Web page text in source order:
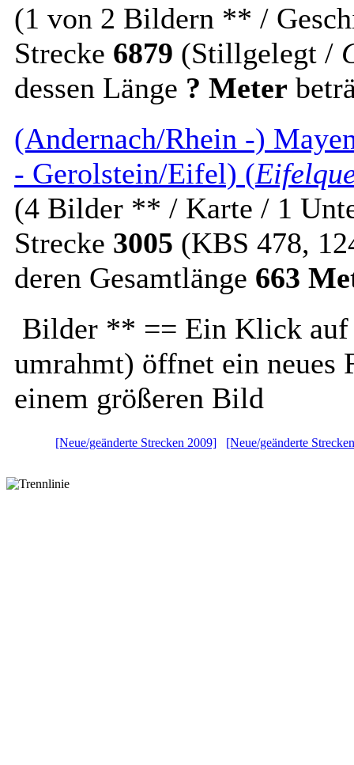
(1 von 2 Bildern ** /
Strecke 6879 (Stillgelegt /
dessen Länge ? Meter
(Andernach/Rhein -)
- Gerolstein/Eifel) (
(4 Bilder ** / Karte / 1
Strecke 3005 (KBS 478,
deren Gesamtlänge 663
Bilder ** == Ein Klick
umrahmt) öffnet ein neues
einem größeren Bild
[Neue/geänderte Strecken 2009] [Neue/geänderte